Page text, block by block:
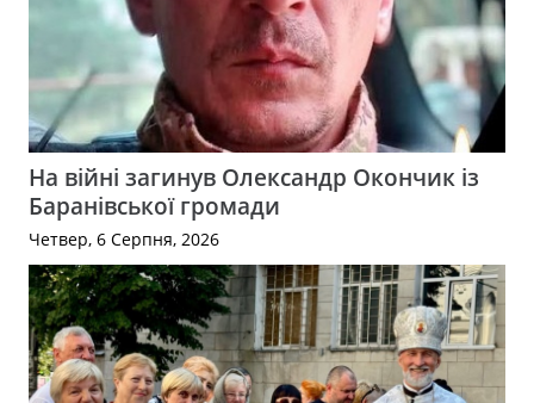
На війні загинув Олександр Окончик із
Баранівської громади
Четвер, 6 Серпня, 2026